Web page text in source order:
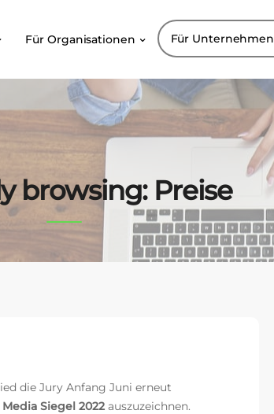
Für Organisationen Für Unternehmen
browsing: Preise
die Jury Anfang Juni erneut
Media Siegel 2022 auszuzeichnen.